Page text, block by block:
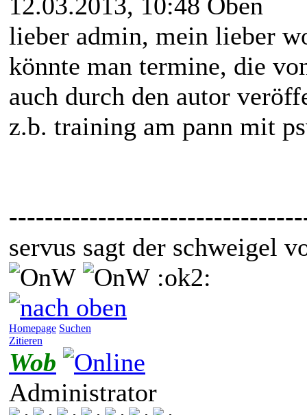
lieber admin, mein lieber
könnte man termine, die
auch durch den autor
z.b. training am pann mit
servus sagt der schweigel
:ok2:
Homepage Suchen
Zitieren
Wob
Administrator